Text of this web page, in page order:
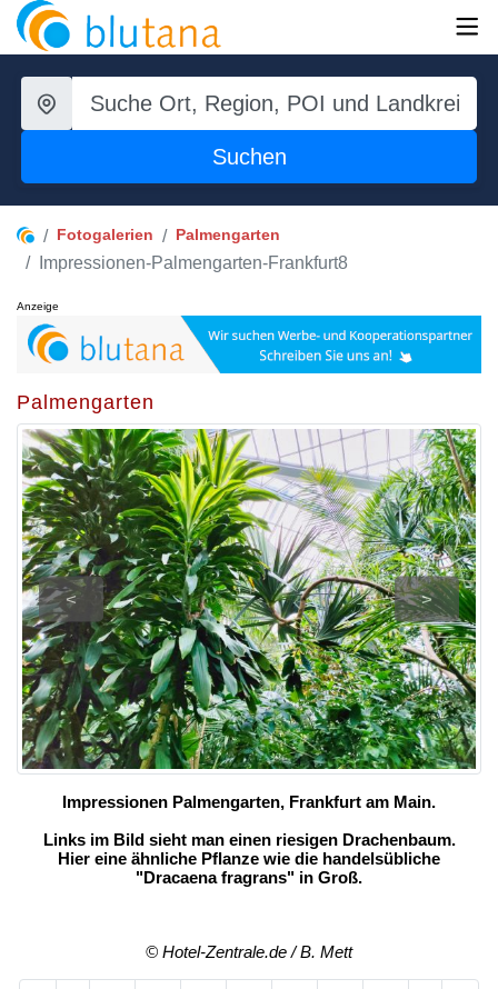
Suchen
Fotogalerien Palmengarten
Impressionen-Palmengarten-Frankfurt8
Anzeige
Palmengarten
< >
Impressionen Palmengarten, Frankfurt am Main.
Links im Bild sieht man einen riesigen Drachenbaum.
Hier eine ähnliche Pflanze wie die handelsübliche
"Dracaena fragrans" in Groß.
© Hotel-Zentrale.de / B. Mett